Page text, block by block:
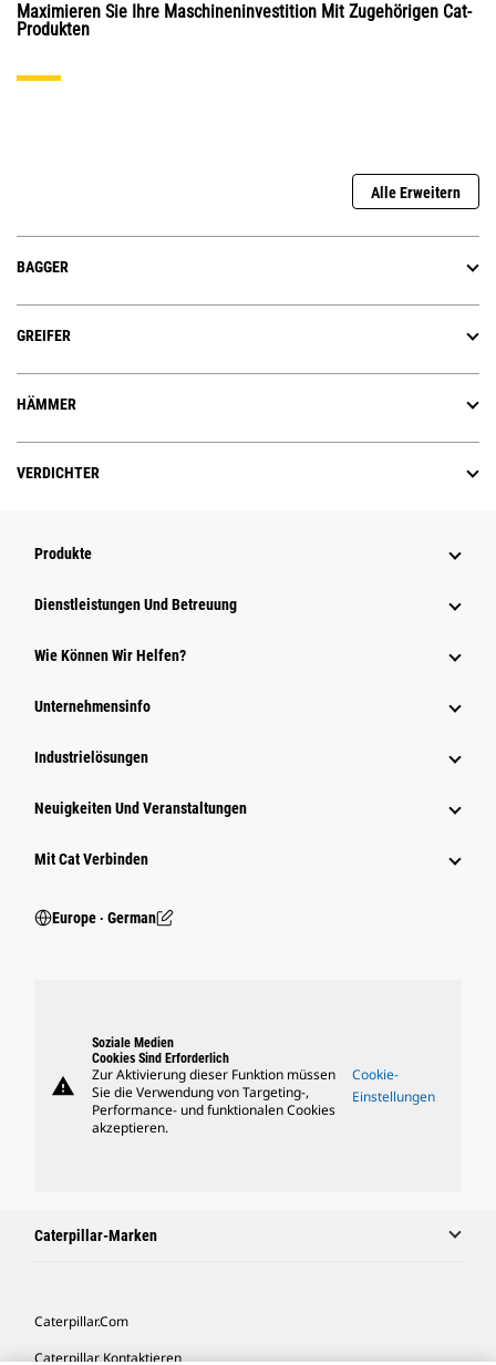
Maximieren Sie Ihre Maschineninvestition Mit Zugehörigen Cat-
Produkten
Alle Erweitern
BAGGER
GREIFER
HÄMMER
VERDICHTER
Produkte
Dienstleistungen Und Betreuung
Wie Können Wir Helfen?
Unternehmensinfo
Industrielösungen
Neuigkeiten Und Veranstaltungen
Mit Cat Verbinden
Europe ‧ German
warning
Soziale Medien
Cookies Sind Erforderlich
Zur Aktivierung dieser Funktion müssen
Sie die Verwendung von Targeting-,
Performance- und funktionalen Cookies
akzeptieren.
Cookie-
Einstellungen
Caterpillar-Marken
Caterpillar.com
Caterpillar Kontaktieren